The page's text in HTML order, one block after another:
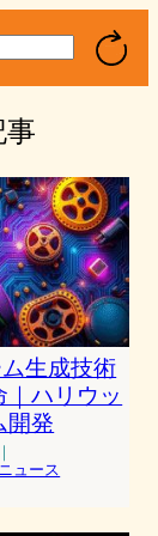
事
生成技術
ハリウッ
開発
｜
ュース